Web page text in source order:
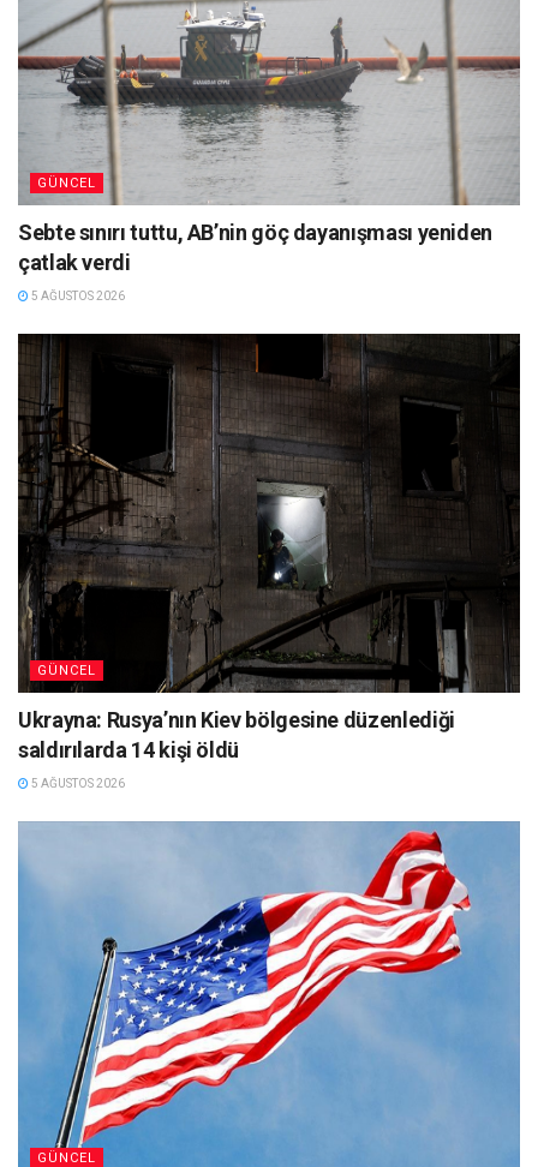
GÜNCEL
Sebte sınırı tuttu, AB’nin göç dayanışması yeniden
çatlak verdi
5 AĞUSTOS 2026
GÜNCEL
Ukrayna: Rusya’nın Kiev bölgesine düzenlediği
saldırılarda 14 kişi öldü
5 AĞUSTOS 2026
GÜNCEL